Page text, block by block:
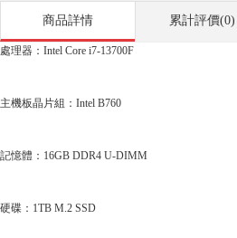
商品詳情 累計評價(0)
處理器：Intel Core i7-13700F
主機板晶片組：Intel B760
記憶體：16GB DDR4 U-DIMM
硬碟：1TB M.2 SSD